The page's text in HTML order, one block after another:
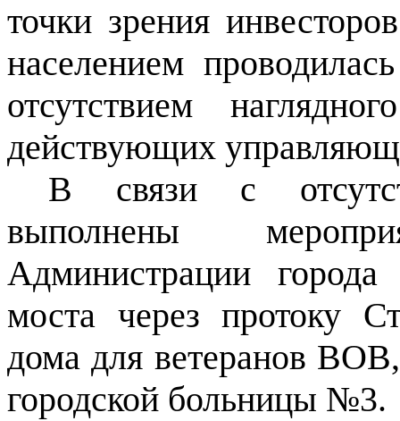
точки зрения
населением
отсутствием
действующих
В связи с
выполнены
Администрации
моста через протоку
дома для ветеранов
городской больницы №3.